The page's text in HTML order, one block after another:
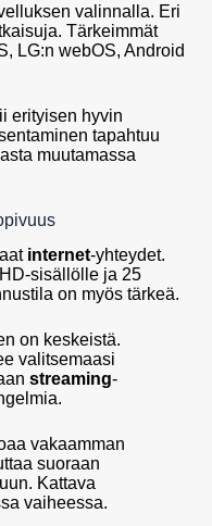
valinnalla. Eri
Tärkeimmät
LG:n webOS, Android
erityisen hyvin
tapahtuu
muutamassa
internet-yhteydet.
sisällölle ja 25
on myös tärkeä.
on keskeistä.
valitsemaasi
streaming-
vakaamman
suoraan
Kattava
vaiheessa.